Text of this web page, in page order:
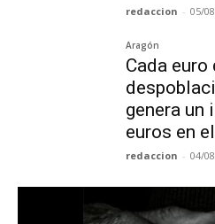
redaccion - 05/
Aragón
Cada
genera un
euros en
redaccion - 04/